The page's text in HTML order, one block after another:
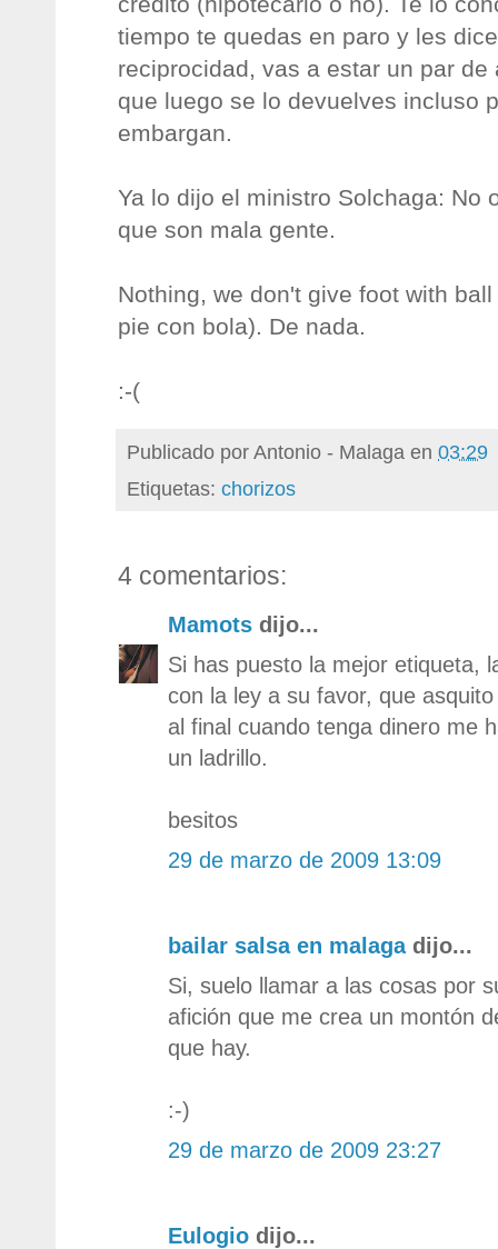
tiempo te quedas en paro y les
reciprocidad, vas a estar un par
que luego se lo devuelves incluso
embargan.
Ya lo dijo el ministro Solchaga: No
que son mala gente.
Nothing, we don't give foot with
pie con bola). De nada.
:-(
Publicado porAntonio - Malaga en 03:29
Etiquetas: chorizos
4 comentarios:
Mamots dijo...
Si has puesto la mejor etiqueta,
con la ley a su favor, que
al final cuando tenga dinero me
un ladrillo.
besitos
29 de marzo de 2009 13:09
bailar salsa en malagadijo...
Si, suelo llamar a las cosas por
afición que me crea un montón
que hay.
:-)
29 de marzo de 2009 23:27
Eulogio dijo...